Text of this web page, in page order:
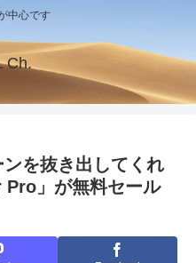
中心です
Ch.
を抜き出してくれ
」が無料セール